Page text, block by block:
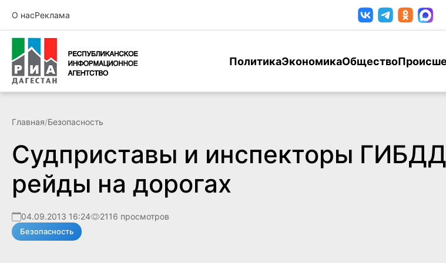
О насРеклама
ПолитикаЭкономикаОбщество
Главная/Безопасность
Судприставы и инспекторы
рейды на дорогах
04.09.2013 16:24 2116 просмотров
Безопасность